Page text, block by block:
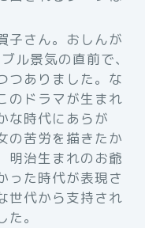
子さん。おしんが
ル景気の直前で、
つありました。な
のドラマが生まれ
な時代にあらが
の苦労を描きたか
明治生まれのお爺
った時代が表現さ
世代から支持され
。